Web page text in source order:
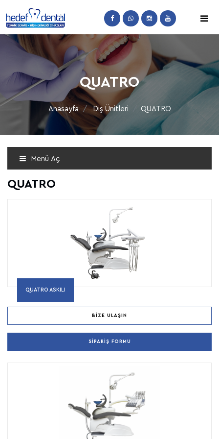
QUATRO
Anasayfa Diş Ünitleri QUATRO
Menü Aç
QUATRO
QUATRO ASKILI
BIZE ULAŞIN
SIPARIŞ FORMU